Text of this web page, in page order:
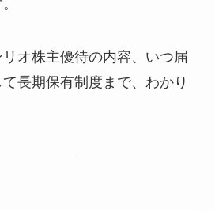
オ株主優待の内容、いつ届
長期保有制度まで、わかり